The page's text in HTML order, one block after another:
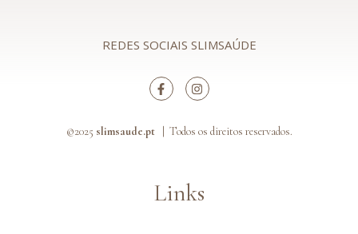
REDES SOCIAIS SLIMSAÚDE
©2025 slimsaude.pt | Todos os direitos reservados.
Links